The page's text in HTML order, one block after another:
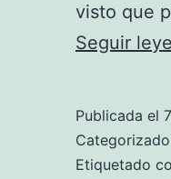
visto que
Seguir
Publicada el
Etiquetado